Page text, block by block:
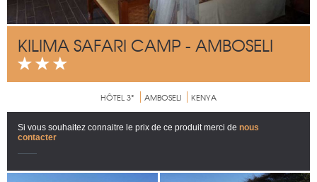
KILIMA SAFARI CAMP - AMBOSELI
HÔTEL 3* AMBOSELI KENYA
Si vous souhaitez connaitre le prix de ce produit merci de nous
contacter